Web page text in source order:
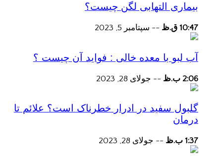
بیماری التهابی لگن چیست؟
10:47 ق.ظ -- سپتامبر 5, 2023
آب لبو با معده خالی : فواید آن چیست ؟
2:06 ب.ظ -- جولای 28, 2023
گلبول سفید در ادرار خطرناک است؟ علائم تا
درمان
1:37 ب.ظ -- جولای 28, 2023